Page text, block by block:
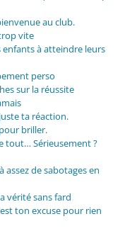
au club.
vite
enfants à atteindre leurs
perso
sur la réussite
ta réaction.
briller.
tout… Sérieusement ?
assez de sabotages en
vérité sans fard
ton excuse pour rien